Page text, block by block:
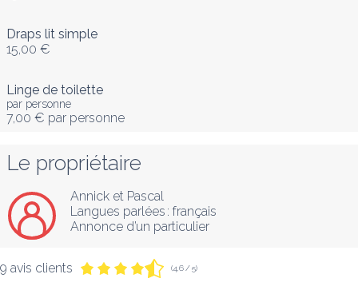
Draps lit simple
15,00 €
Linge de toilette
par personne
7,00 € par personne
Le propriétaire
Annick et Pascal
Langues parlées : français
Annonce d’un particulier
9 avis clients (4,6 / 5)